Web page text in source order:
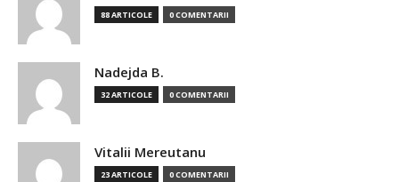
88 ARTICOLE 0 COMENTARII
Nadejda B.
32 ARTICOLE 0 COMENTARII
Vitalii Mereutanu
23 ARTICOLE 0 COMENTARII